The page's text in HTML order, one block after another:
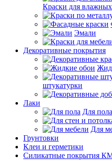
Краски для
Эмали
Декоративные покрытия
штукатурки
Лаки
Для пола
Для
Грунтовки
Клеи и герметики
Силикатные покрытия